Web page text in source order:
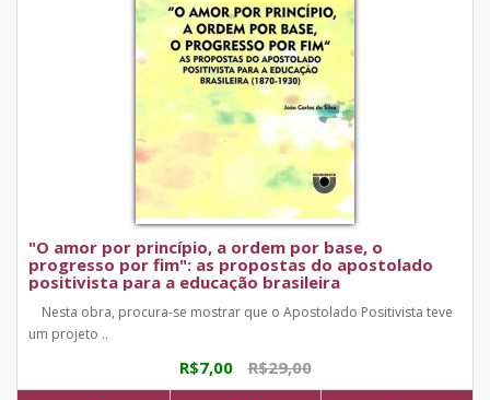
"O amor por princípio, a ordem por base, o
progresso por fim": as propostas do apostolado
positivista para a educação brasileira
Nesta obra, procura-se mostrar que o Apostolado Positivista teve
um projeto ..
R$7,00 R$29,00